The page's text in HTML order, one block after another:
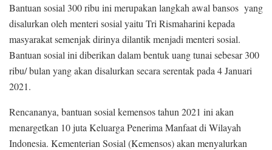
Bantuan sosial 300 ribu ini merupakan langkah awal bansos yang
disalurkan oleh menteri sosial yaitu Tri Rismaharini kepada
masyarakat semenjak dirinya dilantik menjadi menteri sosial.
Bantuan sosial ini diberikan dalam bentuk uang tunai sebesar 300
ribu/ bulan yang akan disalurkan secara serentak pada 4 Januari
2021.
Rencananya, bantuan sosial kemensos tahun 2021 ini akan
menargetkan 10 juta Keluarga Penerima Manfaat di Wilayah
Indonesia. Kementerian Sosial (Kemensos) akan menyalurkan